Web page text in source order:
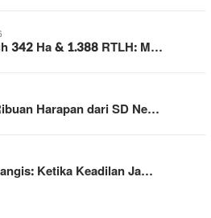
342 Ha & 1.388 RTLH: M…
Harapan dari SD Ne…
Ketika Keadilan Ja…